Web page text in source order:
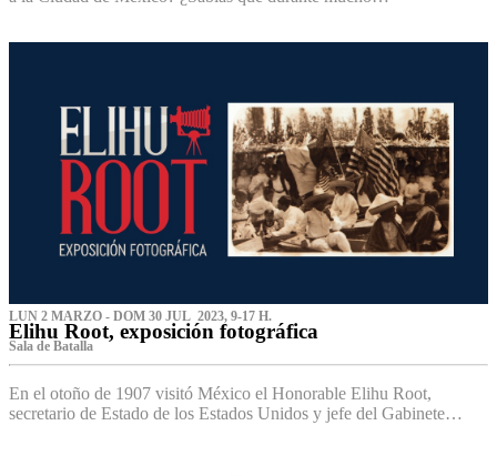
LUN 2 MARZO - DOM 30 JUL 2023, 9-17 H.
Elihu Root, exposición fotográfica
Sala de Batalla
En el otoño de 1907 visitó México el Honorable Elihu Root,
secretario de Estado de los Estados Unidos y jefe del Gabinete…